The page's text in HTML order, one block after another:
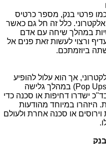
פרטי בנק, מספר כרטיס
כלל זה חל גם כאשר
במהלך שיחה עם אדם
ורצוי לעשות זאת פנים אל
ביוזמתכם.
אך הוא עלול להופיע
Pop Ups) במהלך גלישה
ישדרו דחיפות או סכנה כדי
היזהרו במיוחד מהודעות
או סכנה אחרת ולעולם